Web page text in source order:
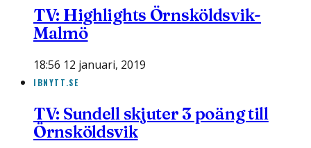
TV: Highlights Örnsköldsvik-
Malmö
18:56 12 januari, 2019
IBNYTT.SE
TV: Sundell skjuter 3 poäng till
Örnsköldsvik